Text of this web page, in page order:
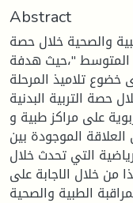
Abstract
والصحية خلال حصة
المتوسط "،حيث هدفة
تلاميذ المرحلة
حصة التربية البدنية
على مراكز طبية و
الموجودة بين
التي تحدث خلال
من خلال الاجابة على
الطبية والصحية